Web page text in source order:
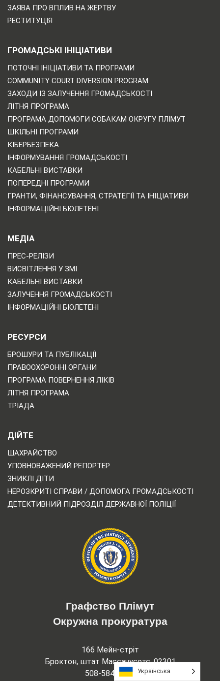
ЗАЯВА ПРО ВПЛИВ НА ЖЕРТВУ
РЕСТИТУЦІЯ
ГРОМАДСЬКІ ІНІЦІАТИВИ
ПОТОЧНІ ІНІЦІАТИВИ ТА ПРОГРАМИ
COMMUNITY COURT DIVERSION PROGRAM
ЗАХОДИ ІЗ ЗАЛУЧЕННЯ ГРОМАДСЬКОСТІ
ЛІТНЯ ПРОГРАМА
ПРОГРАМА ДОПОМОГИ СОБАКАМ ОКРУГУ ПЛІМУТ
ШКІЛЬНІ ПРОГРАМИ
КІБЕРБЕЗПЕКА
ІНФОРМУВАННЯ ГРОМАДСЬКОСТІ
КАБЕЛЬНІ ВИСТАВКИ
ПОПЕРЕДНІ ПРОГРАМИ
ГРАНТИ, ФІНАНСУВАННЯ, СТРАТЕГІЇ ТА ІНІЦІАТИВИ
ІНФОРМАЦІЙНІ БЮЛЕТЕНІ
МЕДІА
ПРЕС-РЕЛІЗИ
ВИСВІТЛЕННЯ У ЗМІ
КАБЕЛЬНІ ВИСТАВКИ
ЗАЛУЧЕННЯ ГРОМАДСЬКОСТІ
ІНФОРМАЦІЙНІ БЮЛЕТЕНІ
РЕСУРСИ
БРОШУРИ ТА ПУБЛІКАЦІЇ
ПРАВООХОРОННІ ОРГАНИ
ПРОГРАМА ПОВЕРНЕННЯ ЛІКІВ
ЛІТНЯ ПРОГРАМА
ТРІАДА
ДІЙТЕ
ШАХРАЙСТВО
УПОВНОВАЖЕНИЙ РЕПОРТЕР
ЗНИКЛІ ДІТИ
НЕРОЗКРИТІ СПРАВИ / ДОПОМОГА ГРОМАДСЬКОСТІ
ДЕТЕКТИВНИЙ ПІДРОЗДІЛ ДЕРЖАВНОЇ ПОЛІЦІЇ
Графство Плімут
Окружна прокуратура
166 Мейн-стріт
Броктон, штат Массачусетс, 02301
508-584-8120
Українська